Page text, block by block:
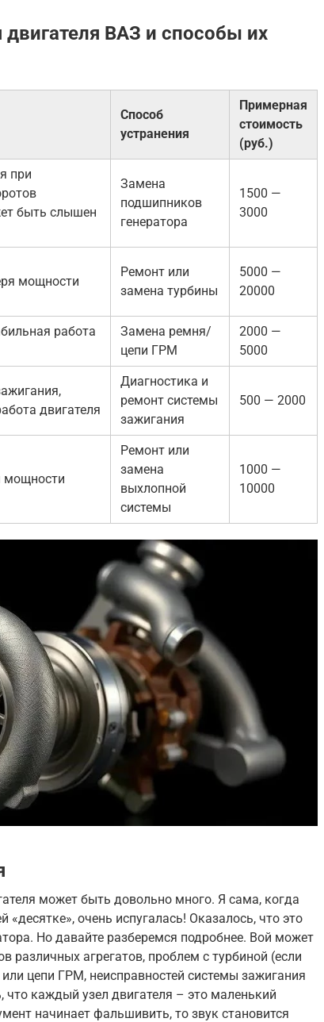
ВАЗ и способы их
Способ
устранения
Примерная
стоимость
(руб.)
при
быть слышен
Замена
подшипников
генератора
1500 —
3000
мощности
Ремонт или
замена турбины
5000 —
20000
работа
Замена ремня/
цепи ГРМ
2000 —
5000
двигателя
Диагностика и
ремонт системы
зажигания
500 — 2000
мощности
Ремонт или
замена
выхлопной
системы
1000 —
10000
может быть довольно много. Я сама, когда
очень испугалась! Оказалось, что это
Но давайте разберемся подробнее. Вой может
различных агрегатов, проблем с турбиной (если
цепи ГРМ, неисправностей системы зажигания
каждый узел двигателя – это маленький
начинает фальшивить, то звук становится